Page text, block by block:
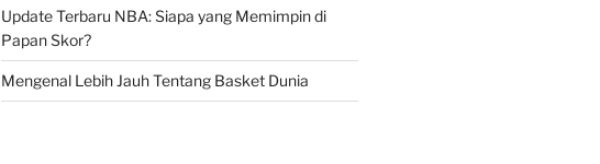
Update Terbaru NBA: Siapa yang Memimpin di
Papan Skor?
Mengenal Lebih Jauh Tentang Basket Dunia